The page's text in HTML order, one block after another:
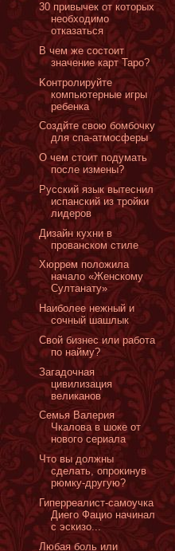
30 привычек от которых
необходимо
отказаться
В чем же состоит
значение карт Таро?
Kонтролируйте
компьютерные игры
ребенка
Создйте свою бомбочку
для спа-атмосферы
О чем стоит подумать
после измены?
Русский язык вытеснил
испанский из тройки
лидеров
Дизайн кухни в
прованском стиле
Хюррем положила
начало «Женскому
Султанату»
Наиболее нежный и
сочный шашлык
Свой бизнес или работа
по найму?
Загадочная
цивилизация
великанов
Семья Валерия
Чкалова в шоке от
нового сериала
Что вы должны
сделать, опрокинув
рюмку-другую?
Гиперреалист-самоучка
Диего Фацио начинал
с эскизо...
Любая боль или